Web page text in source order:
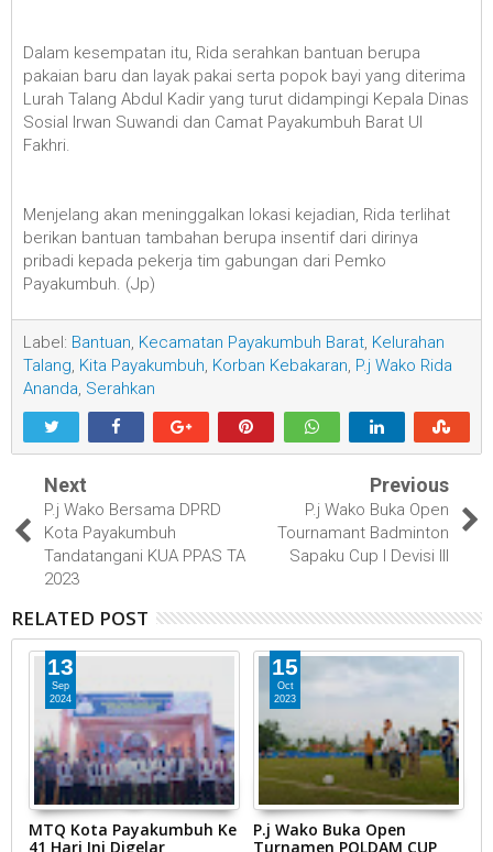
Dalam kesempatan itu, Rida serahkan bantuan berupa
pakaian baru dan layak pakai serta popok bayi yang diterima
Lurah Talang Abdul Kadir yang turut didampingi Kepala Dinas
Sosial Irwan Suwandi dan Camat Payakumbuh Barat Ul
Fakhri.
Menjelang akan meninggalkan lokasi kejadian, Rida terlihat
berikan bantuan tambahan berupa insentif dari dirinya
pribadi kepada pekerja tim gabungan dari Pemko
Payakumbuh. (Jp)
Label: Bantuan Kecamatan Payakumbuh Barat Kelurahan
Talang Kita Payakumbuh Korban Kebakaran P.j Wako Rida
Ananda Serahkan
Next
P.j Wako Bersama DPRD
Kota Payakumbuh
Tandatangani KUA PPAS TA
2023
Previous
P.j Wako Buka Open
Tournamant Badminton
Sapaku Cup I Devisi III
RELATED POST
13
Sep
2024
MTQ Kota Payakumbuh Ke
41 Hari Ini Digelar
15
Oct
2023
P.j Wako Buka Open
Turnamen POLDAM CUP